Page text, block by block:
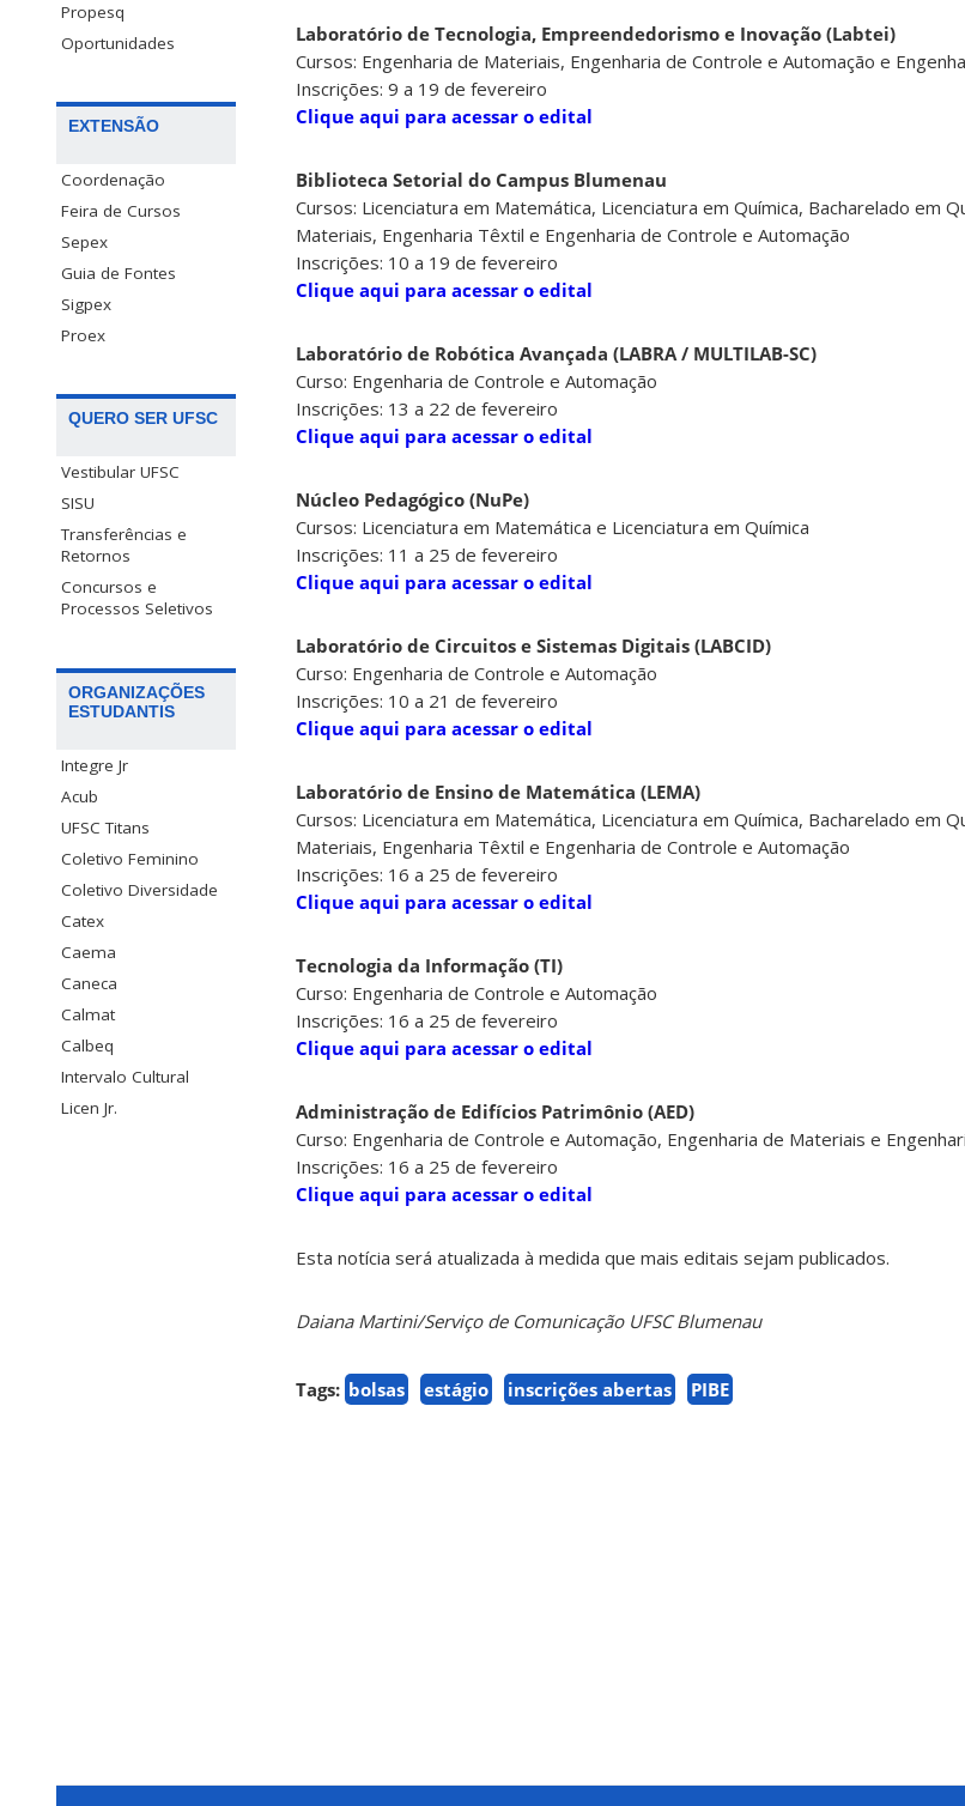
Propesq
Oportunidades
EXTENSÃO
Coordenação
Feira de Cursos
Sepex
Guia de Fontes
Sigpex
Proex
QUERO SER UFSC
Vestibular UFSC
SISU
Transferências e
Retornos
Concursos e
Processos Seletivos
ORGANIZAÇÕES
ESTUDANTIS
Integre Jr
Acub
UFSC Titans
Coletivo Feminino
Coletivo Diversidade
Catex
Caema
Caneca
Calmat
Calbeq
Intervalo Cultural
Licen Jr.
Laboratório de Tecnologia, Empreendedorismo e Inovação (Labtei)
Cursos: Engenharia de Materiais, Engenharia de Controle e Automação e
Inscrições: 9 a 19 de fevereiro
Clique aqui para acessar o edital
Biblioteca Setorial do Campus Blumenau
Cursos: Licenciatura em Matemática, Licenciatura em Química, Bacharelado em
Materiais, Engenharia Têxtil e Engenharia de Controle e Automação
Inscrições: 10 a 19 de fevereiro
Clique aqui para acessar o edital
Laboratório de Robótica Avançada (LABRA / MULTILAB-SC)
Curso: Engenharia de Controle e Automação
Inscrições: 13 a 22 de fevereiro
Clique aqui para acessar o edital
Núcleo Pedagógico (NuPe)
Cursos: Licenciatura em Matemática e Licenciatura em Química
Inscrições: 11 a 25 de fevereiro
Clique aqui para acessar o edital
Laboratório de Circuitos e Sistemas Digitais (LABCID)
Curso: Engenharia de Controle e Automação
Inscrições: 10 a 21 de fevereiro
Clique aqui para acessar o edital
Laboratório de Ensino de Matemática (LEMA)
Cursos: Licenciatura em Matemática, Licenciatura em Química, Bacharelado em
Materiais, Engenharia Têxtil e Engenharia de Controle e Automação
Inscrições: 16 a 25 de fevereiro
Clique aqui para acessar o edital
Tecnologia da Informação (TI)
Curso: Engenharia de Controle e Automação
Inscrições: 16 a 25 de fevereiro
Clique aqui para acessar o edital
Administração de Edifícios Patrimônio (AED)
Curso: Engenharia de Controle e Automação, Engenharia de Materiais e
Inscrições: 16 a 25 de fevereiro
Clique aqui para acessar o edital
Esta notícia será atualizada à medida que mais editais sejam publicados.
Daiana Martini/Serviço de Comunicação UFSC Blumenau
Tags: bolsas estágio inscrições abertas PIBE